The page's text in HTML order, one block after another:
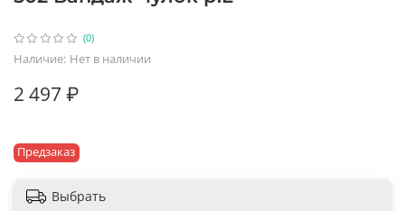
(0)
Наличие: Нет в наличии
Предзаказ
2 497 ₽
Выбрать